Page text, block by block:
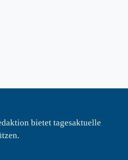
bietet tagesaktuelle